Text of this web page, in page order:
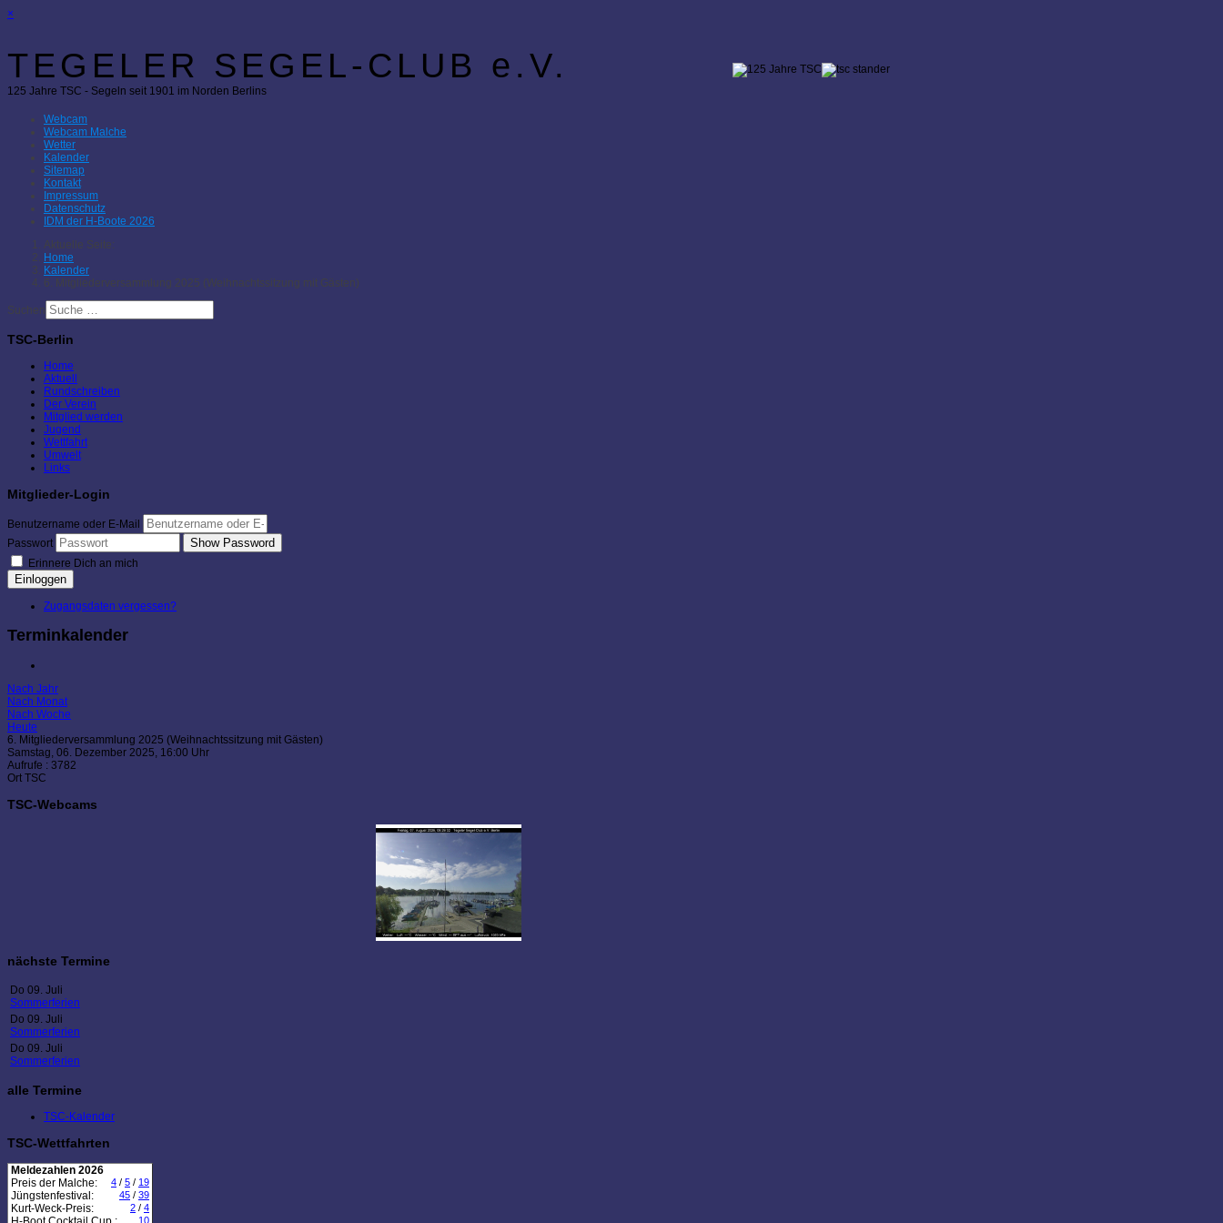
×
TEGELER SEGEL-CLUB e.V.
125 Jahre TSC - Segeln seit 1901 im Norden Berlins
Webcam
Webcam Malche
Wetter
Kalender
Sitemap
Kontakt
Impressum
Datenschutz
IDM der H-Boote 2026
Aktuelle Seite:
Home
Kalender
6. Mitgliederversammlung 2025 (Weihnachtssitzung mit Gästen)
Suchen
TSC-Berlin
Home
Aktuell
Rundschreiben
Der Verein
Mitglied werden
Jugend
Wettfahrt
Umwelt
Links
Mitglieder-Login
Benutzername oder E-Mail
Passwort
Show Password
Erinnere Dich an mich
Einloggen
Zugangsdaten vergessen?
Terminkalender
Nach Jahr
Nach Monat
Nach Woche
Heute
6. Mitgliederversammlung 2025 (Weihnachtssitzung mit Gästen)
Samstag, 06. Dezember 2025, 16:00 Uhr
Aufrufe : 3782
Ort TSC
TSC-Webcams
nächste Termine
Do 09. Juli
Sommerferien
Do 09. Juli
Sommerferien
Do 09. Juli
Sommerferien
alle Termine
TSC-Kalender
TSC-Wettfahrten
Meldezahlen 2026
Preis der Malche:
4 / 5 / 19
Jüngstenfestival: 45 / 39
Kurt-Weck-Preis: 2 / 4
10